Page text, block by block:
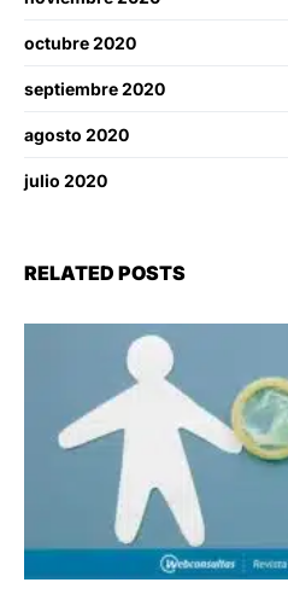
octubre 2020
septiembre 2020
agosto 2020
julio 2020
RELATED POSTS